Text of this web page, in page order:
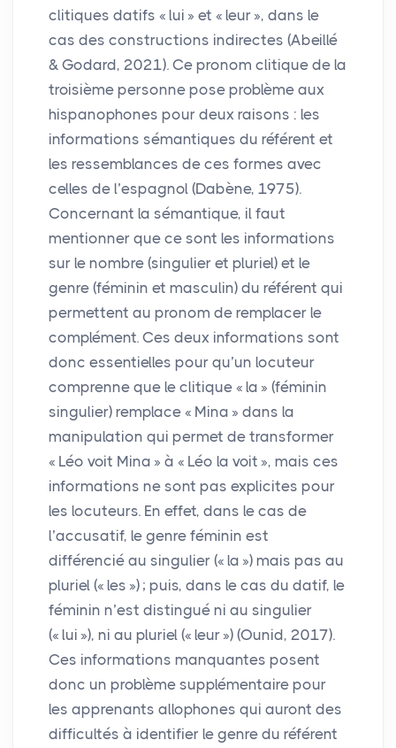
clitiques datifs « lui » et « leur », dans le
cas des constructions indirectes (Abeillé
& Godard, 2021). Ce pronom clitique de la
troisième personne pose problème aux
hispanophones pour deux raisons : les
informations sémantiques du référent et
les ressemblances de ces formes avec
celles de l’espagnol (Dabène, 1975).
Concernant la sémantique, il faut
mentionner que ce sont les informations
sur le nombre (singulier et pluriel) et le
genre (féminin et masculin) du référent qui
permettent au pronom de remplacer le
complément. Ces deux informations sont
donc essentielles pour qu’un locuteur
comprenne que le clitique « la » (féminin
singulier) remplace « Mina » dans la
manipulation qui permet de transformer
« Léo voit Mina » à « Léo la voit », mais ces
informations ne sont pas explicites pour
les locuteurs. En effet, dans le cas de
l’accusatif, le genre féminin est
différencié au singulier (« la ») mais pas au
pluriel (« les ») ; puis, dans le cas du datif, le
féminin n’est distingué ni au singulier
(« lui »), ni au pluriel (« leur ») (Ounid, 2017).
Ces informations manquantes posent
donc un problème supplémentaire pour
les apprenants allophones qui auront des
difficultés à identifier le genre du référent